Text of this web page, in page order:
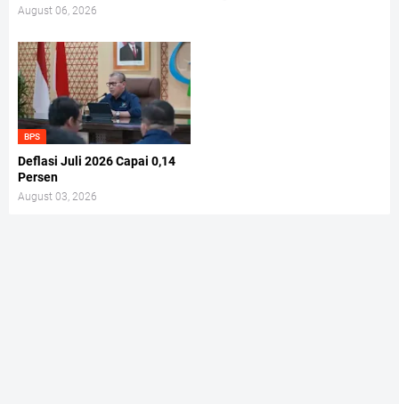
August 06, 2026
BPS
Deflasi Juli 2026 Capai 0,14
Persen
August 03, 2026